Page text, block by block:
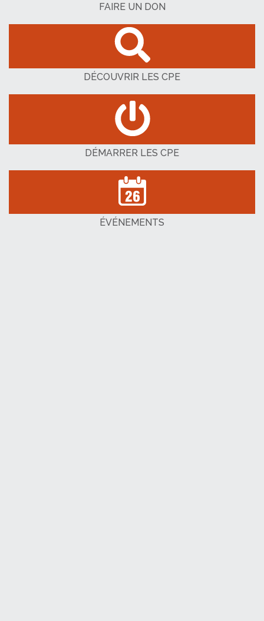
FAIRE UN DON
DÉCOUVRIR LES CPE
DÉMARRER LES CPE
ÉVÉNEMENTS